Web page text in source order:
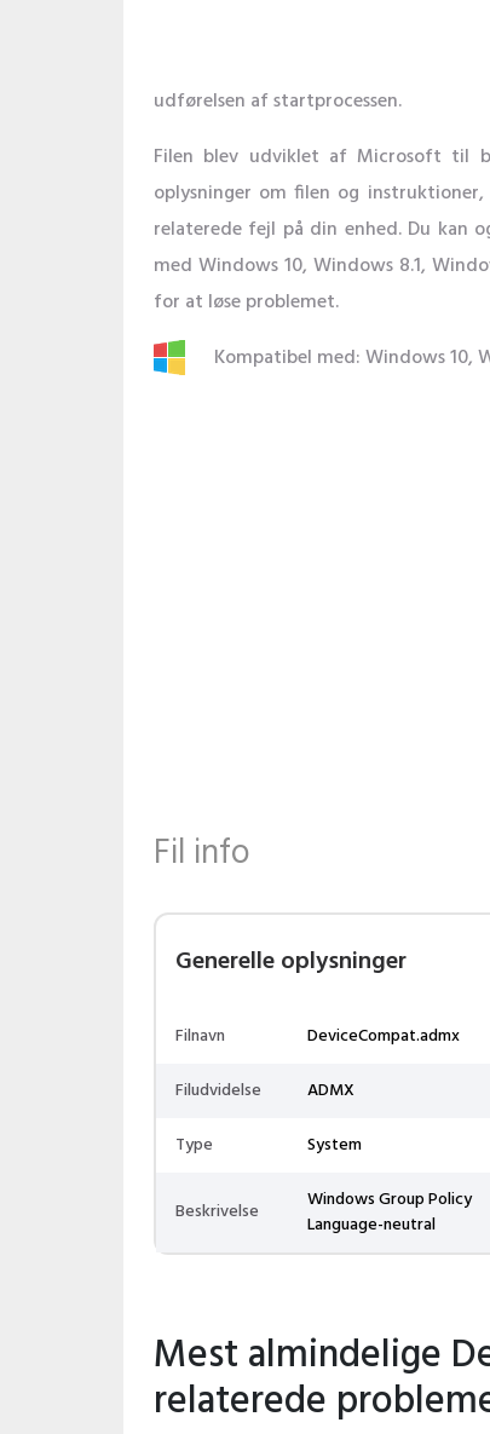
udførelsen af ​​startprocessen.
Filen blev udviklet af Microsoft til
oplysninger om filen og
relaterede fejl på din enhed. Du kan
med Windows 10, Windows 8.1,
for at løse problemet.
Kompatibel med: Windows 10,
Fil info
Generelle oplysninger
Filnavn
DeviceCompat.admx
Filudvidelse
ADMX
Type
System
Beskrivelse
Windows Group Policy
Language-neutral
Mest almindelige
relaterede